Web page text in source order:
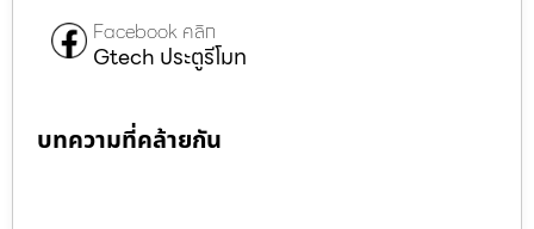
Facebook คลิก
Gtech ประตูรีโมท
บทความที่คล้ายกัน